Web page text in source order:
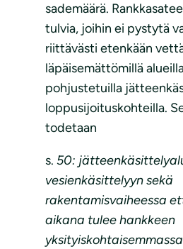
sademäärä.
tulvia, joihin ei pystytä
riittävästi etenkään
läpäisemättömillä
pohjustetuilla
loppusijoituskohteilla.
todetaan
s. 50:
vesienkäsittelyyn sekä
rakentamisvaiheessa
aikana tulee hankkeen